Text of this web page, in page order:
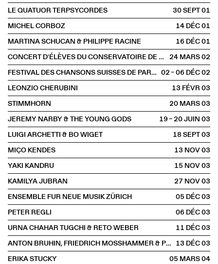
LE QUATUOR TERPSYCORDES
30 SEPT2001
MICHEL CORBOZ
14 DÉC2001
MARTINA SCHUCAN & PHILIPPE RACINE
16 DÉC2001
CONCERT D'ÉLÈVES DU CONSERVATOIRE DE LAUSANNE
24 MARS2002
FESTIVAL DES CHANSONS SUISSES DE PARIS 02 – 06 DÉC2002
LEONZIO CHERUBINI
13 FÉVR2003
STIMMHORN
20 MARS2003
JEREMY NARBY & THE YOUNG GODS
19 – 20 JUIN2003
LUIGI ARCHETTI & BO WIGET
18 SEPT2003
MIÇO KENDES
13 NOV2003
YAKI KANDRU
15 NOV2003
KAMILYA JUBRAN
27 NOV2003
ENSEMBLE FUR NEUE MUSIK ZÜRICH
05 DÉC2003
PETER REGLI
06 DÉC2003
URNA CHAHAR TUGCHI & RETO WEBER
11 DÉC2003
ANTON BRUHIN, FRIEDRICH MOSSHAMMER & PETER ANGERER 13 DÉC2003
ERIKA STUCKY
05 MARS2004